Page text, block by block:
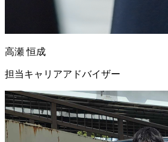
高瀬 恒成
担当キャリアアドバイザー